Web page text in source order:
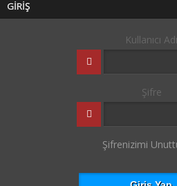
GİRİŞ
Kullanıcı Adı
Şifre
Şifrenizimi